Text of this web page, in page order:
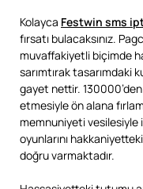
Kolayca Festwin sms
fırsatı bulacaksınız.
muvaffakiyetli biçimde
sarımtırak tasarımdaki
gayet nettir.
etmesiyle ön alana
memnuniyeti vesilesiyle
oyunlarını
doğru varmaktadır.